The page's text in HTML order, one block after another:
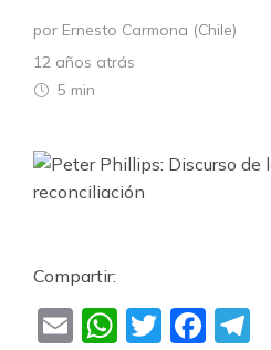
por Ernesto Carmona (Chile)
12 años atrás
5 min
Compartir:
Email Twitter